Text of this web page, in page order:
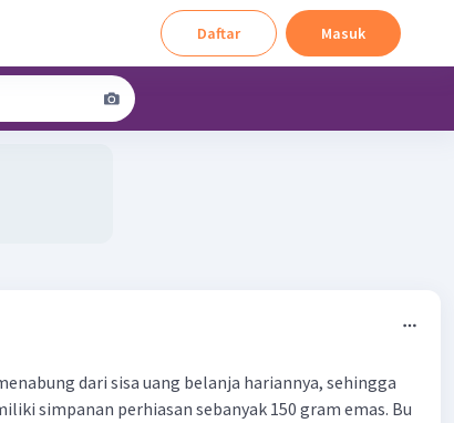
Daftar Masuk
dari sisa uang belanja hariannya, sehingga
simpanan perhiasan sebanyak 150 gram emas. Bu